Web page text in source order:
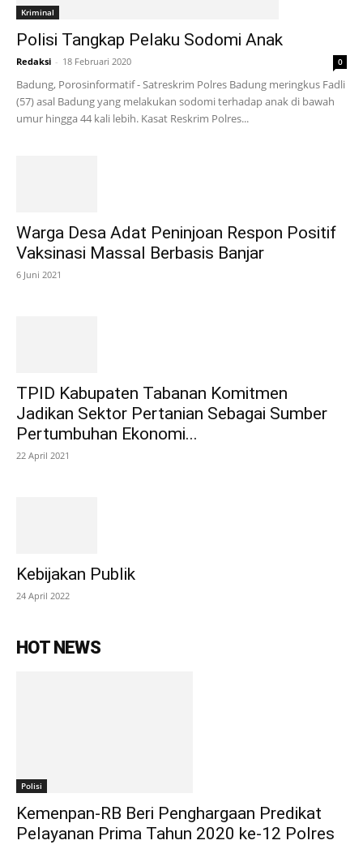
Kriminal
Polisi Tangkap Pelaku Sodomi Anak
Redaksi - 18 Februari 2020 0
Badung, Porosinformatif - Satreskrim Polres Badung meringkus Fadli
(57) asal Badung yang melakukan sodomi terhadap anak di bawah
umur hingga 44 kali lebih. Kasat Reskrim Polres...
Warga Desa Adat Peninjoan Respon Positif
Vaksinasi Massal Berbasis Banjar
6 Juni 2021
TPID Kabupaten Tabanan Komitmen
Jadikan Sektor Pertanian Sebagai Sumber
Pertumbuhan Ekonomi...
22 April 2021
Kebijakan Publik
24 April 2022
HOT NEWS
Polisi
Kemenpan-RB Beri Penghargaan Predikat
Pelayanan Prima Tahun 2020 ke-12 Polres